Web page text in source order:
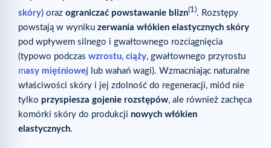
skóry) oraz ograniczać powstawanie blizn(1). Rozstępy
powstają w wyniku zerwania włókien elastycznych skóry
pod wpływem silnego i gwałtownego rozciągnięcia
(typowo podczas wzrostu, ciąży, gwałtownego przyrostu
masy mięśniowej lub wahań wagi). Wzmacniając naturalne
właściwości skóry i jej zdolność do regeneracji, miód nie
tylko przyspiesza gojenie rozstępów, ale również zachęca
komórki skóry do produkcji nowych włókien
elastycznych.